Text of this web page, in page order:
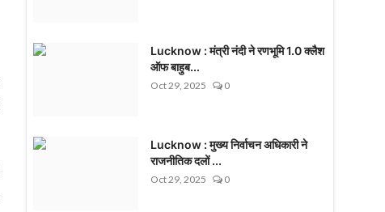
Lucknow : मंत्री नंदी ने रणभूमि 1.0 क्लैश
ऑफ बाहुब...
Oct 29, 2025 0
Lucknow : मुख्य निर्वाचन अधिकारी ने
राजनीतिक दलों ...
Oct 29, 2025 0